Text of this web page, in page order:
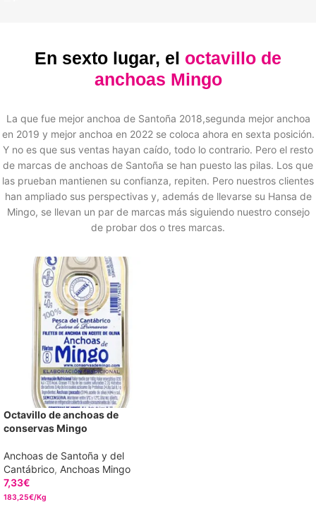
En sexto lugar, el octavillo de
anchoas Mingo
La que fue mejor anchoa de Santoña 2018,segunda mejor anchoa
en 2019 y mejor anchoa en 2022 se coloca ahora en sexta posición.
Y no es que sus ventas hayan caído, todo lo contrario. Pero el resto
de marcas de anchoas de Santoña se han puesto las pilas. Los que
las prueban mantienen su confianza, repiten. Pero nuestros clientes
han ampliado sus perspectivas y, además de llevarse su Hansa de
Mingo, se llevan un par de marcas más siguiendo nuestro consejo
de probar dos o tres marcas.
Octavillo de anchoas de
conservas Mingo
Anchoas de Santoña y del
Cantábrico, Anchoas Mingo
7,33€
183,25€/Kg